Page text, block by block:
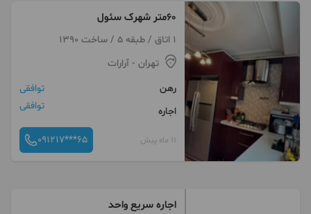
۶۰متر شهرک سئول
1 اتاق / طبقه 5 / ساخت 1390
تهران - آرارات
رهن
توافقی
اجاره
توافقی
11 ماه پیش 091217***65
اجاره سریع واحد